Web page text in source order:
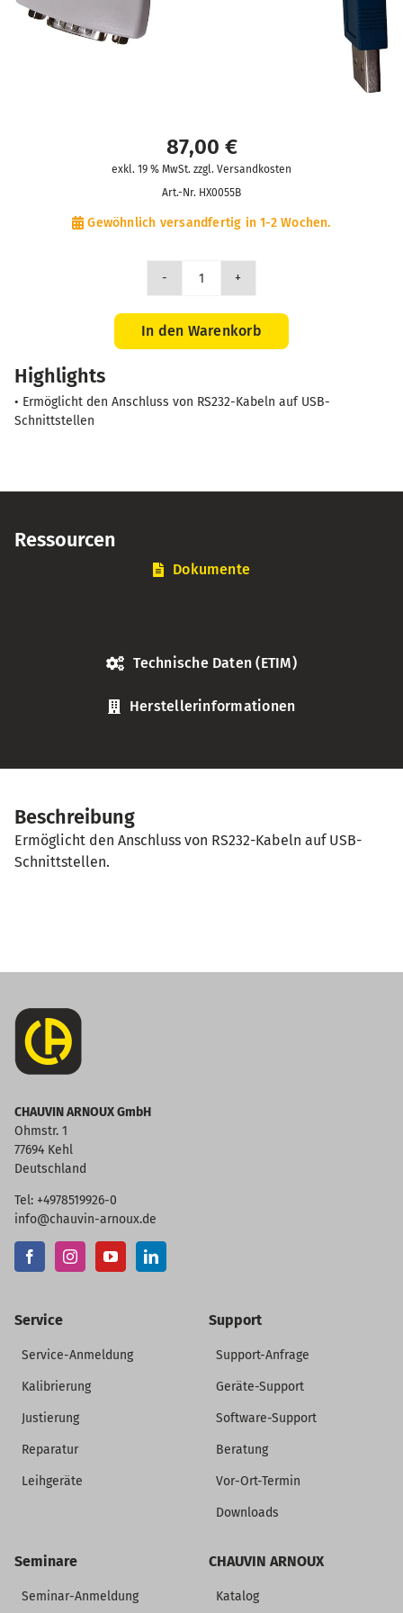
87,00 €
exkl. 19 % MwSt. zzgl. Versandkosten
Art.-Nr. HX0055B
Gewöhnlich versandfertig in 1-2 Wochen.
Adapter
/
RS232
In den Warenkorb
Highlights
• Ermöglicht den Anschluss von RS232-Kabeln auf USB-
Schnittstellen
Ressourcen
Dokumente
Technische Daten (ETIM)
Herstellerinformationen
Beschreibung
Ermöglicht den Anschluss von RS232-Kabeln auf USB-
Schnittstellen.
CHAUVIN ARNOUX GmbH
Ohmstr. 1
77694 Kehl
Deutschland
Tel: +4978519926-0
info@chauvin-arnoux.de
Service
Service-Anmeldung
Kalibrierung
Justierung
Reparatur
Leihgeräte
Support
Support-Anfrage
Geräte-Support
Software-Support
Beratung
Vor-Ort-Termin
Downloads
Seminare
Seminar-Anmeldung
CHAUVIN ARNOUX
Katalog